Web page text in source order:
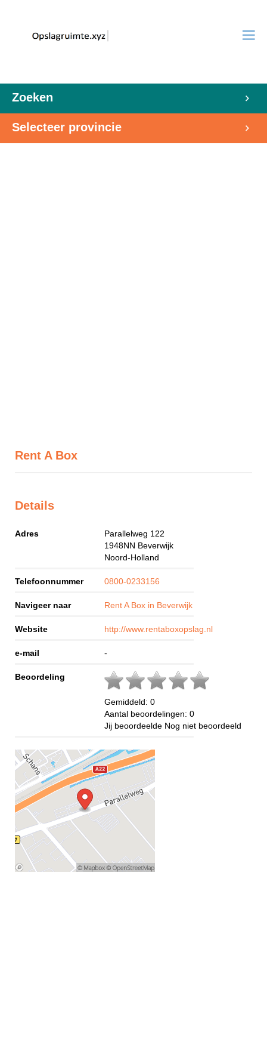
Zoeken
Selecteer provincie
Rent A Box
Details
Adres
Parallelweg 122
1948NN Beverwijk
Noord-Holland
Telefoonnummer 0800-0233156
Navigeer naar Rent A Box in Beverwijk
Website http://www.rentaboxopslag.nl
e-mail -
Beoordeling
Gemiddeld: 0
Aantal beoordelingen: 0
Jij beoordeelde Nog niet beoordeeld